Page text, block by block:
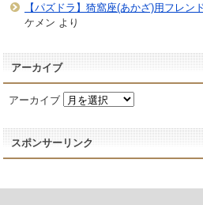
【パズドラ】猗窩座(あかざ)用フレン
ケメン より
アーカイブ
アーカイブ
スポンサーリンク